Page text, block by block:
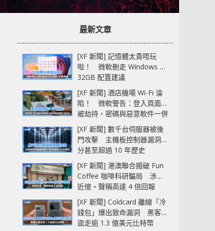
最新文章
[XF 新聞] 記憶體太貴唔玩
啦！ 微軟刪走 Windows 11
32GB 配置建議
[XF 新聞] 酒店機場 Wi-Fi 淪
陷！ 微軟警告：登入頁面可
被劫持，密碼與惡意軟件一併
中招
[XF 新聞] 數千台伺服器被後
門攻擊 主機板控制器漏洞部
分甚至超過 10 年歷史
[XF 新聞] 港澳聯合搗破 Fun
Coffee 咖啡科研騙局 涉款
近億‧聲稱高達 4 倍回報
[XF 新聞] Coldcard 離線「冷
錢包」爆出致命漏洞 黑客已
盜走逾 1.3 億美元比特幣